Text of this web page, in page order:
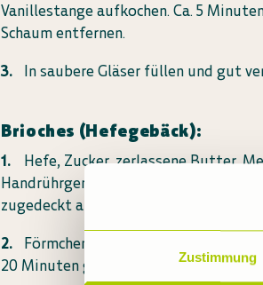
Zustimmung
Vanillestange aufkochen. Ca. 5
Schaum entfernen.
In saubere Gläser füllen und gut
Brioches (Hefegebäck):
Hefe, Zucker, zerlassene Butter,
Handrührgerätes zu einem glatten
zugedeckt auf die doppelte Größe
Förmchen fetten und Briocheteig
20 Minuten gehen lassen.